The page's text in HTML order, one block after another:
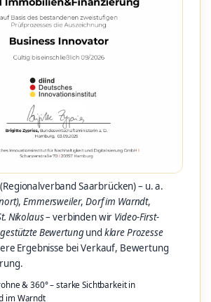
(Regionalverband Saarbrücken) – u. a.
,Emmersweiler,Dorf im Warndt,
Nikolaus– verbinden wir Video-First-
Bewertungund klare Prozesse
Ergebnisse bei Verkauf, Bewertung
& 360° – starke Sichtbarkeit in
im Warndt